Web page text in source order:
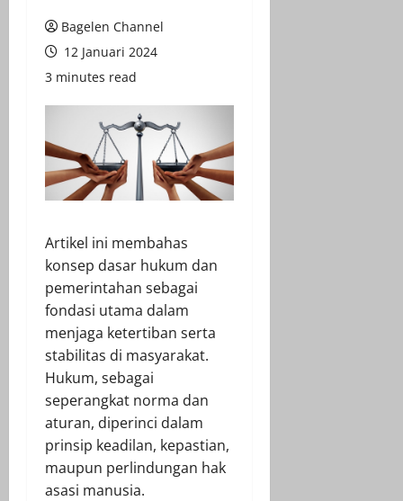
Bagelen Channel
12 Januari 2024
3 minutes read
Artikel ini membahas
konsep dasar hukum dan
pemerintahan sebagai
fondasi utama dalam
menjaga ketertiban serta
stabilitas di masyarakat.
Hukum, sebagai
seperangkat norma dan
aturan, diperinci dalam
prinsip keadilan, kepastian,
maupun perlindungan hak
asasi manusia.